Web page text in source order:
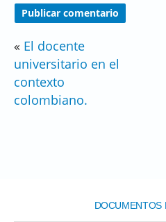
« El docente
universitario en el
contexto
colombiano.
DOCUMENTOS